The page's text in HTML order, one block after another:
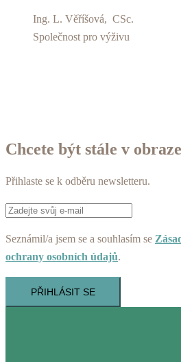
Ing. L. Věříšová, CSc.
Společnost pro výživu
Chcete být stále v
Přihlaste se k odběru newsletteru.
Seznámil/a jsem se a souhlasím se
ochrany osobních údajů.
PŘIHLÁSIT SE